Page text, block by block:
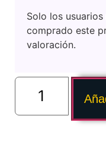
Solo los
comprado este
valoración.